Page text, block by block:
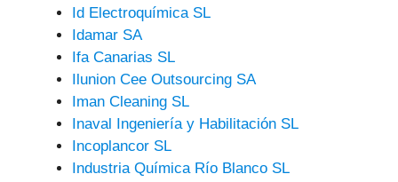
Id Electroquímica SL
Idamar SA
Ifa Canarias SL
Ilunion Cee Outsourcing SA
Iman Cleaning SL
Inaval Ingeniería y Habilitación SL
Incoplancor SL
Industria Química Río Blanco SL